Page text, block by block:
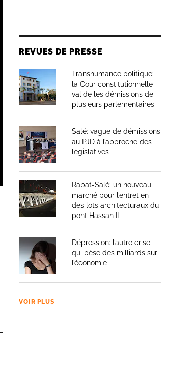
REVUES DE PRESSE
Transhumance politique:
la Cour constitutionnelle
valide les démissions de
plusieurs parlementaires
Salé: vague de démissions
au PJD à l’approche des
législatives
Rabat-Salé: un nouveau
marché pour l’entretien
des lots architecturaux du
pont Hassan II
Dépression: l’autre crise
qui pèse des milliards sur
l’économie
VOIR PLUS